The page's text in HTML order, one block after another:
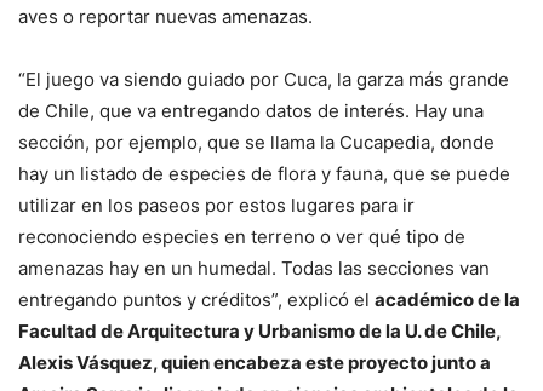
aves o reportar nuevas amenazas.
“El juego va siendo guiado por Cuca, la garza más grande
de Chile, que va entregando datos de interés. Hay una
sección, por ejemplo, que se llama la Cucapedia, donde
hay un listado de especies de flora y fauna, que se puede
utilizar en los paseos por estos lugares para ir
reconociendo especies en terreno o ver qué tipo de
amenazas hay en un humedal. Todas las secciones van
entregando puntos y créditos”, explicó el académico de la
Facultad de Arquitectura y Urbanismo de la U. de Chile,
Alexis Vásquez, quien encabeza este proyecto junto a